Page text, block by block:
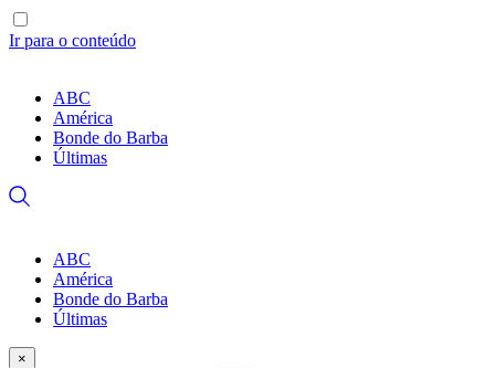
Ir para o conteúdo
ABC
América
Bonde do Barba
Últimas
ABC
América
Bonde do Barba
Últimas
×